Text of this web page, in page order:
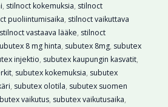
, stilnoct kokemuksia, stilnoct
puoliintumisaika, stilnoct vaikuttava
stilnoct vastaava lääke, stilnoct
8 mg hinta, subutex 8mg, subutex
injektio, subutex kaupungin kasvatit,
, subutex kokemuksia, subutex
, subutex olotila, subutex suomen
vaikutus, subutex vaikutusaika,